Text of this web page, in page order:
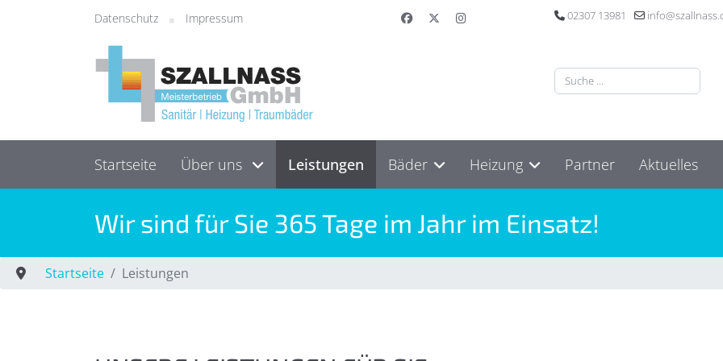
Datenschutz Impressum 02307 13981
Suchen
Startseite Über uns Leistungen Bäder Heizung Partner Aktuelles
Wir sind für Sie 365 Tage im Jahr im Einsatz!
Startseite Leistungen